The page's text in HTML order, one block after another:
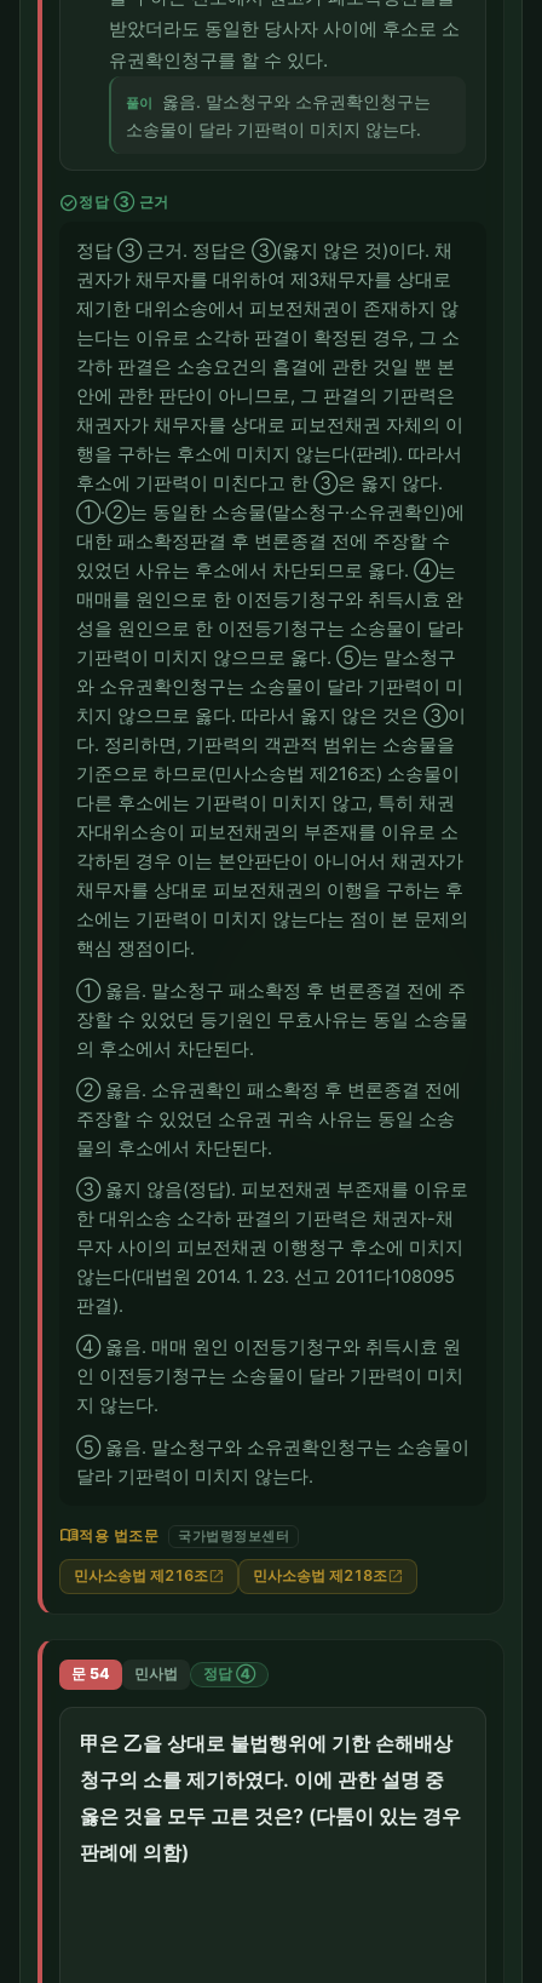
받았더라도 동일한 당사자 사이에 후소로 소
유권확인청구를 할 수 있다.
풀이
옳음. 말소청구와 소유권확인청구는
소송물이 달라 기판력이 미치지 않는다.
check_circle정답 ③ 근거
정답 ③ 근거. 정답은 ③(옳지 않은 것)이다. 채
권자가 채무자를 대위하여 제3채무자를 상대로
제기한 대위소송에서 피보전채권이 존재하지 않
는다는 이유로 소각하 판결이 확정된 경우, 그 소
각하 판결은 소송요건의 흠결에 관한 것일 뿐 본
안에 관한 판단이 아니므로, 그 판결의 기판력은
채권자가 채무자를 상대로 피보전채권 자체의 이
행을 구하는 후소에 미치지 않는다(판례). 따라서
후소에 기판력이 미친다고 한 ③은 옳지 않다.
①·②는 동일한 소송물(말소청구·소유권확인)에
대한 패소확정판결 후 변론종결 전에 주장할 수
있었던 사유는 후소에서 차단되므로 옳다. ④는
매매를 원인으로 한 이전등기청구와 취득시효 완
성을 원인으로 한 이전등기청구는 소송물이 달라
기판력이 미치지 않으므로 옳다. ⑤는 말소청구
와 소유권확인청구는 소송물이 달라 기판력이 미
치지 않으므로 옳다. 따라서 옳지 않은 것은 ③이
다. 정리하면, 기판력의 객관적 범위는 소송물을
기준으로 하므로(민사소송법 제216조) 소송물이
다른 후소에는 기판력이 미치지 않고, 특히 채권
자대위소송이 피보전채권의 부존재를 이유로 소
각하된 경우 이는 본안판단이 아니어서 채권자가
채무자를 상대로 피보전채권의 이행을 구하는 후
소에는 기판력이 미치지 않는다는 점이 본 문제의
핵심 쟁점이다.
① 옳음. 말소청구 패소확정 후 변론종결 전에 주
장할 수 있었던 등기원인 무효사유는 동일 소송물
의 후소에서 차단된다.
② 옳음. 소유권확인 패소확정 후 변론종결 전에
주장할 수 있었던 소유권 귀속 사유는 동일 소송
물의 후소에서 차단된다.
③ 옳지 않음(정답). 피보전채권 부존재를 이유로
한 대위소송 소각하 판결의 기판력은 채권자-채
무자 사이의 피보전채권 이행청구 후소에 미치지
않는다(대법원 2014. 1. 23. 선고 2011다108095
판결).
④ 옳음. 매매 원인 이전등기청구와 취득시효 원
인 이전등기청구는 소송물이 달라 기판력이 미치
지 않는다.
⑤ 옳음. 말소청구와 소유권확인청구는 소송물이
달라 기판력이 미치지 않는다.
menu_book적용 법조문 국가법령정보센터
민사소송법 제216조 open_in_new 민사소송법 제218조 open_in_new
문 54 민사법 정답 ④
甲은 乙을 상대로 불법행위에 기한 손해배상
청구의 소를 제기하였다. 이에 관한 설명 중
옳은 것을 모두 고른 것은? (다툼이 있는 경우
판례에 의함)